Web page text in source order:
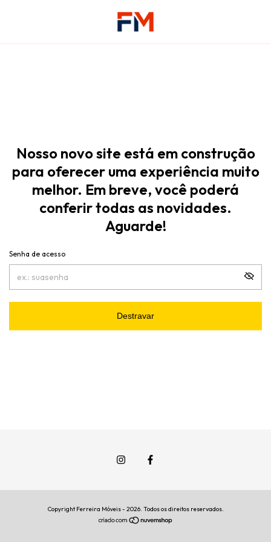
Nosso novo site está em construção
para oferecer uma experiência muito
melhor. Em breve, você poderá
conferir todas as novidades.
Aguarde!
Senha de acesso
Destravar
Copyright Ferreira Móveis - 2026. Todos os direitos reservados.